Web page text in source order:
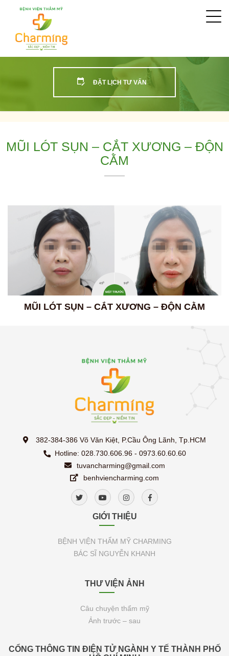
ĐẶT LỊCH TƯ VẤN
MŨI LÓT SỤN – CẮT XƯƠNG – ĐỘN
CẰM
MẶT TRƯỚC
450 900
MŨI LÓT SỤN – CẮT XƯƠNG – ĐỘN CẰM
382-384-386 Võ Văn Kiệt, P.Cầu Ông Lãnh, Tp.HCM
Hotline: 028.730.606.96 - 0973.60.60.60
tuvancharming@gmail.com
benhviencharming.com
GIỚI THIỆU
BỆNH VIỆN THẨM MỸ CHARMING
BÁC SĨ NGUYỄN KHANH
THƯ VIỆN ẢNH
Câu chuyện thẩm mỹ
Ảnh trước – sau
CỔNG THÔNG TIN ĐIỆN TỬ NGÀNH Y TẾ THÀNH PHỐ